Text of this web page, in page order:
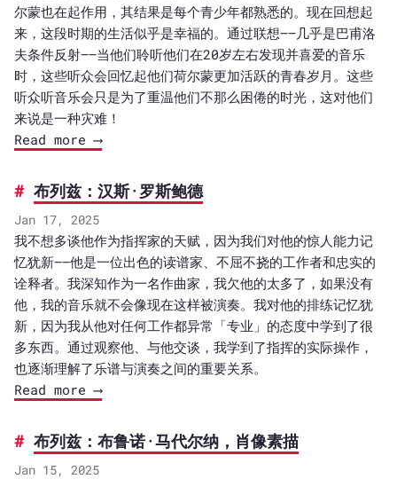
尔蒙也在起作用，其结果是每个青少年都熟悉的。现在回想起
来，这段时期的生活似乎是幸福的。通过联想——几乎是巴甫洛
夫条件反射——当他们聆听他们在20岁左右发现并喜爱的音乐
时，这些听众会回忆起他们荷尔蒙更加活跃的青春岁月。这些
听众听音乐会只是为了重温他们不那么困倦的时光，这对他们
来说是一种灾难！
Read more ⟶
布列兹：汉斯·罗斯鲍德
Jan 17, 2025
我不想多谈他作为指挥家的天赋，因为我们对他的惊人能力记
忆犹新——他是一位出色的读谱家、不屈不挠的工作者和忠实的
诠释者。我深知作为一名作曲家，我欠他的太多了，如果没有
他，我的音乐就不会像现在这样被演奏。我对他的排练记忆犹
新，因为我从他对任何工作都异常「专业」的态度中学到了很
多东西。通过观察他、与他交谈，我学到了指挥的实际操作，
也逐渐理解了乐谱与演奏之间的重要关系。
Read more ⟶
布列兹：布鲁诺·马代尔纳，肖像素描
Jan 15, 2025